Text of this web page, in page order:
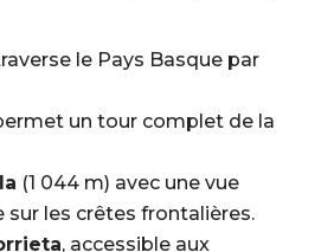
le Pays Basque par
un tour complet de la
(1 044 m) avec une vue
sur les crêtes frontalières.
, accessible aux